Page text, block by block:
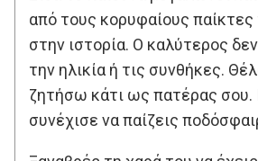
από τους κορυφαίους παίκτες
στην ιστορία. Ο καλύτερος
την ηλικία ή τις συνθήκες.
ζητήσω κάτι ως πατέρας σου.
συνέχισε να παίζεις